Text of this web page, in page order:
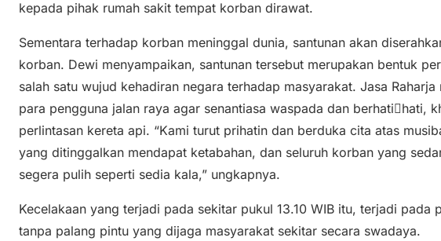
kepada pihak rumah sakit tempat korban dirawat.
Sementara terhadap korban meninggal dunia, santunan akan
korban. Dewi menyampaikan, santunan tersebut merupakan bentuk
salah satu wujud kehadiran negara terhadap masyarakat. Jasa
para pengguna jalan raya agar senantiasa waspada dan berhati￾hati,
perlintasan kereta api. “Kami turut prihatin dan berduka cita atas
yang ditinggalkan mendapat ketabahan, dan seluruh korban yang
segera pulih seperti sedia kala,” ungkapnya.
Kecelakaan yang terjadi pada sekitar pukul 13.10 WIB itu, terjadi pada
tanpa palang pintu yang dijaga masyarakat sekitar secara swadaya.